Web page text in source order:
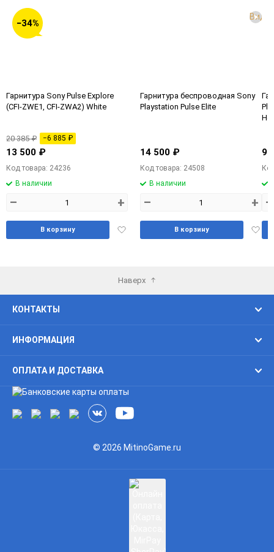
−34%
Гарнитура Sony Pulse Explore
(CFI-ZWE1, CFI-ZWA2) White
20 385 ₽ −6 885 ₽
13 500 ₽
Код товара: 24236
В наличии
– +
Добавить
В корзину
Гарнитура беспроводная Sony
Playstation Pulse Elite
14 500 ₽
Код товара: 24508
В наличии
– +
В корзину
9
–
Наверх
КОНТАКТЫ
ИНФОРМАЦИЯ
ОПЛАТА И ДОСТАВКА
© 2026 MitinoGame.ru